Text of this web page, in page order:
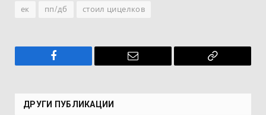
ек пп/дб стоил цицелков
Facebook Имейл
Копирай
ДРУГИ ПУБЛИКАЦИИ